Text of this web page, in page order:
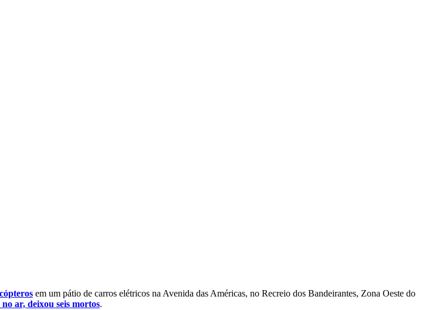
em um pátio de carros elétricos na Avenida das Américas, no Recreio dos Bandeirantes, Zona Oeste do
ar, deixou seis mortos.